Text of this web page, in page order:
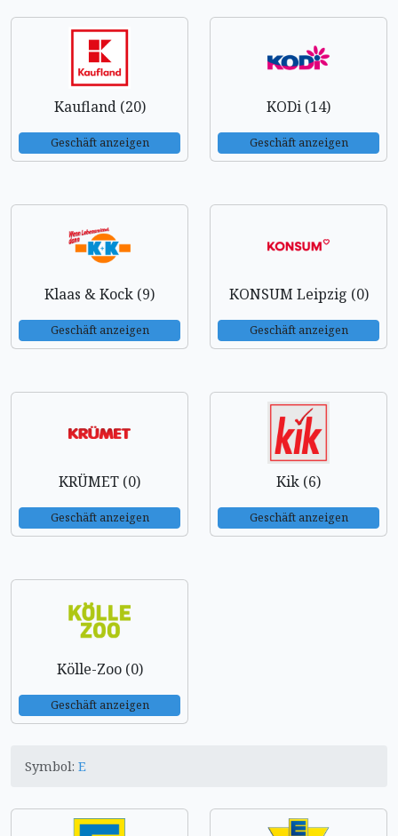
Kaufland (20)
Geschäft anzeigen
KODi (14)
Geschäft anzeigen
Klaas & Kock (9)
Geschäft anzeigen
KONSUM Leipzig (0)
Geschäft anzeigen
KRÜMET (0)
Geschäft anzeigen
Kik (6)
Geschäft anzeigen
Kölle-Zoo (0)
Geschäft anzeigen
Symbol: E